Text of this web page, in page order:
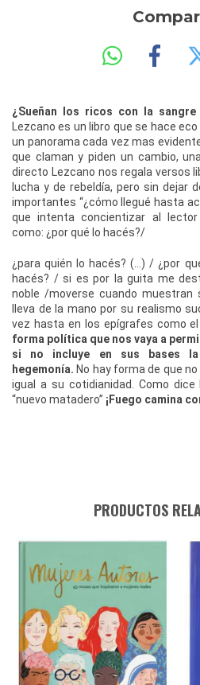
¿Sueñan los ricos con la
Lezcano es un libro que se hace
un panorama cada vez mas
que claman y piden un cambio,
directo Lezcano nos regala versos
lucha y de rebeldía, pero sin dejar
importantes “¿cómo llegué hasta
que intenta concientizar al
como: ¿por qué lo hacés?/
¿para quién lo hacés? (…) / ¿por
hacés? / si es por la guita me
noble /moverse cuando muestran
lleva de la mano por su realismo
vez hasta en los epígrafes como
forma política que nos vaya a
si no incluye en sus bases
hegemonía.No hay forma de que
igual a su cotidianidad. Como
“nuevo matadero” ¡Fuego camina
PRODUCTOS